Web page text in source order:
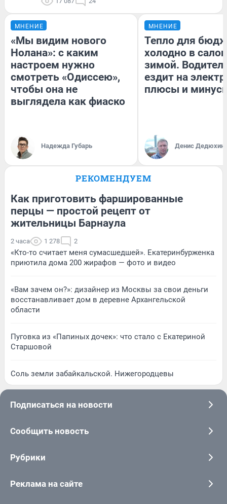
МНЕНИЕ
«Мы видим нового
Нолана»: с каким
настроем нужно
смотреть «Одиссею»,
чтобы она не
выглядела как фиаско
Надежда Губарь
МНЕНИЕ
Тепло для
холодно в
зимой.
ездит на
плюсы и
Денис Дедюхин
РЕКОМЕНДУЕМ
Как приготовить фаршированные
перцы — простой рецепт от
жительницы Барнаула
2 часа 1 278 2
«Кто-то считает меня сумасшедшей». Екатеринбурженка
приютила дома 200 жирафов — фото и видео
«Вам зачем он?»: дизайнер из Москвы за свои деньги
восстанавливает дом в деревне Архангельской
области
Пуговка из «Папиных дочек»: что стало с Екатериной
Старшовой
Соль земли забайкальской. Нижегородцевы
Подписаться на новости
Сообщить новость
Рубрики
Реклама на сайте